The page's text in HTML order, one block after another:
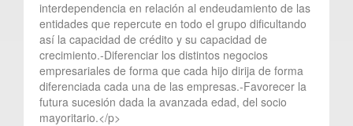
interdependencia en relación al endeudamiento de las
entidades que repercute en todo el grupo dificultando
así la capacidad de crédito y su capacidad de
crecimiento.-Diferenciar los distintos negocios
empresariales de forma que cada hijo dirija de forma
diferenciada cada una de las empresas.-Favorecer la
futura sucesión dada la avanzada edad, del socio
mayoritario.</p>